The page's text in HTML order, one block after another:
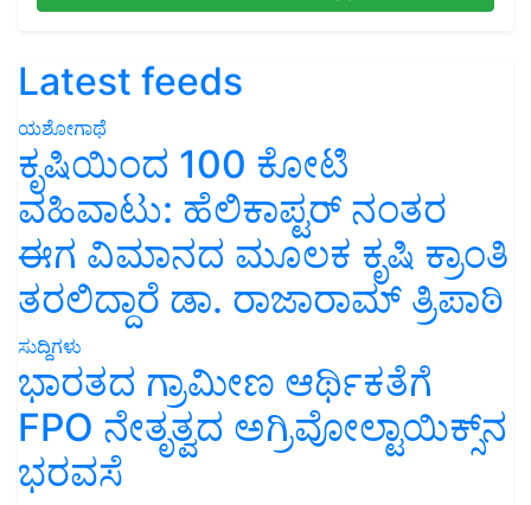
Latest feeds
ಯಶೋಗಾಥೆ
ಕೃಷಿಯಿಂದ 100 ಕೋಟಿ
ವಹಿವಾಟು: ಹೆಲಿಕಾಪ್ಟರ್ ನಂತರ
ಈಗ ವಿಮಾನದ ಮೂಲಕ ಕೃಷಿ ಕ್ರಾಂತಿ
ತರಲಿದ್ದಾರೆ ಡಾ. ರಾಜಾರಾಮ್ ತ್ರಿಪಾಠಿ
ಸುದ್ದಿಗಳು
ಭಾರತದ ಗ್ರಾಮೀಣ ಆರ್ಥಿಕತೆಗೆ
FPO ನೇತೃತ್ವದ ಅಗ್ರಿವೋಲ್ಟಾಯಿಕ್ಸ್‌ನ
ಭರವಸೆ